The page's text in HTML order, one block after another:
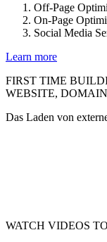
Off-Page
On-Page
Social Media
Learn more
FIRST TIME
WEBSITE,
Das Laden von
WATCH VIDEOS